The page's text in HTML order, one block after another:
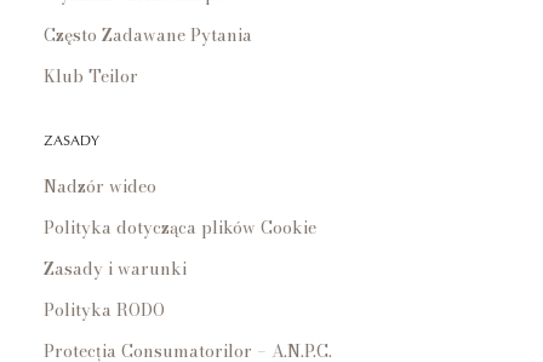
Często Zadawane Pytania
Klub Teilor
ZASADY
Nadzór wideo
Polityka dotycząca plików Cookie
Zasady i warunki
Polityka RODO
Protecția Consumatorilor – A.N.P.C.